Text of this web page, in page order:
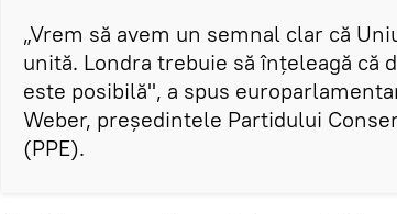
„Vrem să avem un semnal clar că
unită. Londra trebuie să înțeleagă că
este posibilă", a spus
Weber, președintele Partidului
(PPE).